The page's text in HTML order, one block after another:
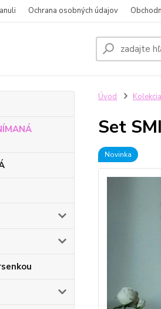
Ochrana osobných údajov
Úvod
Set
Novinka